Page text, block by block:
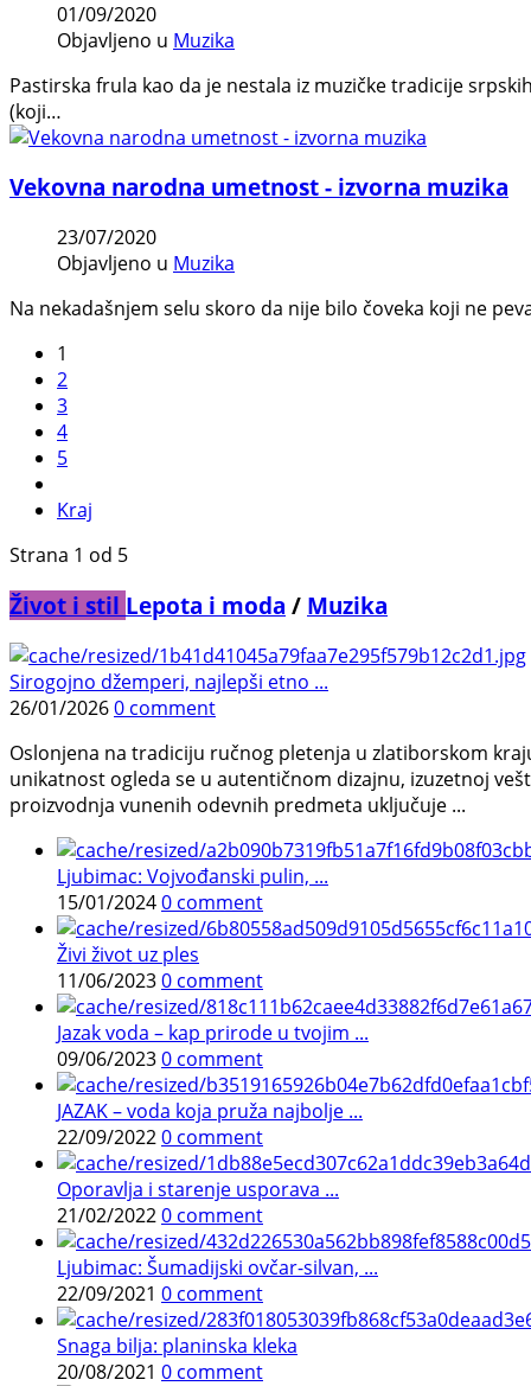
01/09/2020
Objavljeno u Muzika
Pastirska frula kao da je nestala iz muzičke tradicije
(koji…
Vekovna narodna umetnost - izvorna muzika
23/07/2020
Objavljeno u Muzika
Na nekadašnjem selu skoro da nije bilo čoveka koji ne
1
2
3
4
5
Kraj
Strana 1 od 5
Život i stil Lepota i moda / Muzika
Sirogojno džemperi, najlepši etno ...
26/01/20260 comment
Oslonjena na tradiciju ručnog pletenja u zlatiborskom
unikatnost ogleda se u autentičnom dizajnu, izuzetnoj
proizvodnja vunenih odevnih predmeta uključuje ...
Ljubimac: Vojvođanski pulin, ...
15/01/20240 comment
Živi život uz ples
11/06/20230 comment
Jazak voda – kap prirode u tvojim ...
09/06/20230 comment
JAZAK – voda koja pruža najbolje ...
22/09/20220 comment
Oporavlja i starenje usporava ...
21/02/20220 comment
Ljubimac: Šumadijski ovčar-silvan, ...
22/09/2021 0 comment
Snaga bilja: planinska kleka
20/08/2021 0 comment